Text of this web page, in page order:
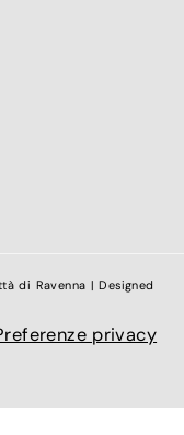
di Ravenna | Designed
privacy